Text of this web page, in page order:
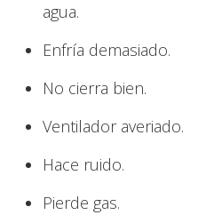
agua.
Enfría demasiado.
No cierra bien.
Ventilador averiado.
Hace ruido.
Pierde gas.